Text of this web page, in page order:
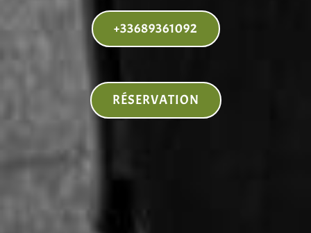
+33689361092
RÉSERVATION